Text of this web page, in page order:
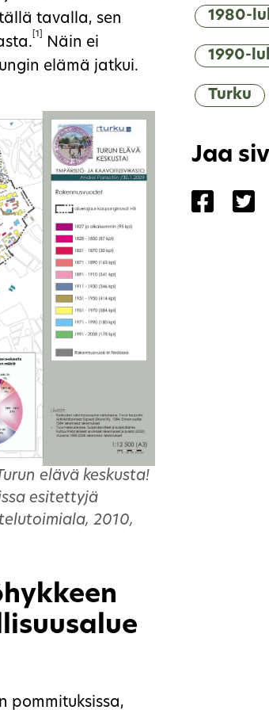
tavalla, sen
[1]
Näin ei
elämä jatkui.
elävä keskusta!
esitettyjä
2010,
pommituksissa,
1980-
1990-
Turku
Jaa
Jaa